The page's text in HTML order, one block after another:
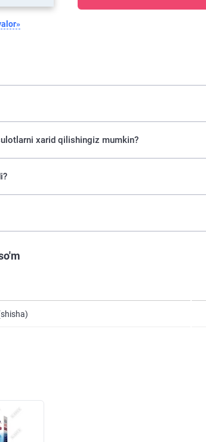
xarid qilishingiz mumkin?